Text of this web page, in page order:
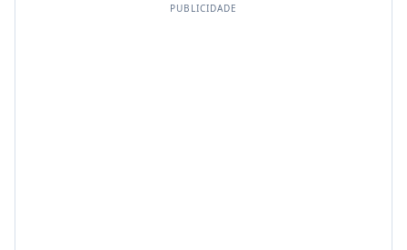
PUBLICIDADE